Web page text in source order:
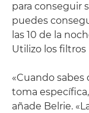
para conseguir
puedes
las 10 de la
Utilizo los
«Cuando
toma
añade Belrie.